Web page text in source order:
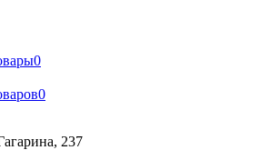
0
0
237